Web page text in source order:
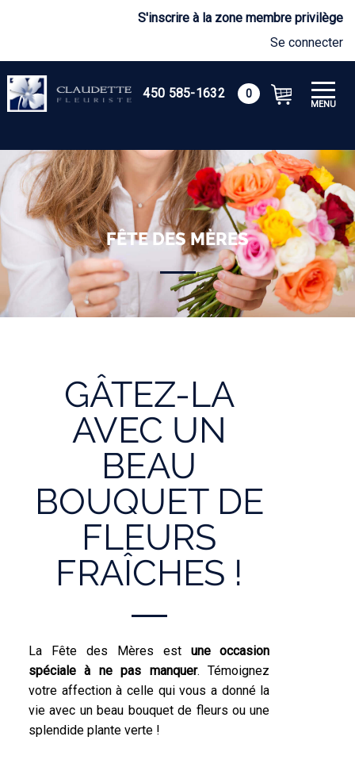
S'inscrire à la zone membre privilège
Se connecter
450 585-1632 0
FÊTE DES MÈRES
MENU
GÂTEZ-LA
AVEC UN
BEAU
BOUQUET DE
FLEURS
FRAÎCHES !
La Fête des Mères est une occasion
spéciale à ne pas manquer. Témoignez
votre affection à celle qui vous a donné la
vie avec un beau bouquet de fleurs ou une
splendide plante verte !